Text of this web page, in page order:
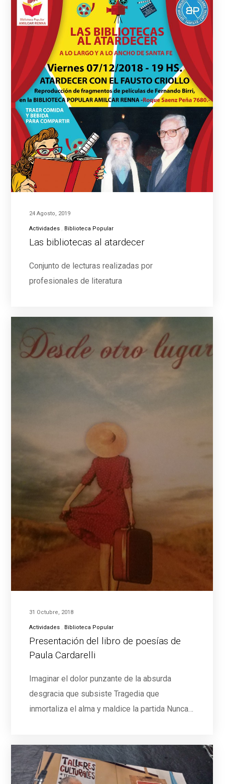
24 Agosto, 2019
Actividades Biblioteca Popular
Las bibliotecas al atardecer
Conjunto de lecturas realizadas por
profesionales de literatura
31 Octubre, 2018
Actividades Biblioteca Popular
Presentación del libro de poesías de
Paula Cardarelli
Imaginar el dolor punzante de la absurda
desgracia que subsiste Tragedia que
inmortaliza el alma y maldice la partida Nunca…